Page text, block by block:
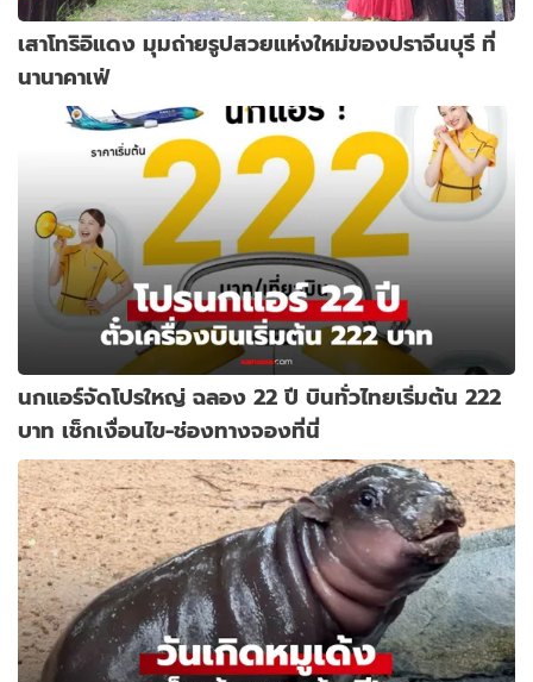
เสาโทริอิแดง มุมถ่ายรูปสวยแห่งใหม่ของปราจีนบุรี ที่
นานาคาเฟ่
นกแอร์จัดโปรใหญ่ ฉลอง 22 ปี บินทั่วไทยเริ่มต้น 222
บาท เช็กเงื่อนไข-ช่องทางจองที่นี่